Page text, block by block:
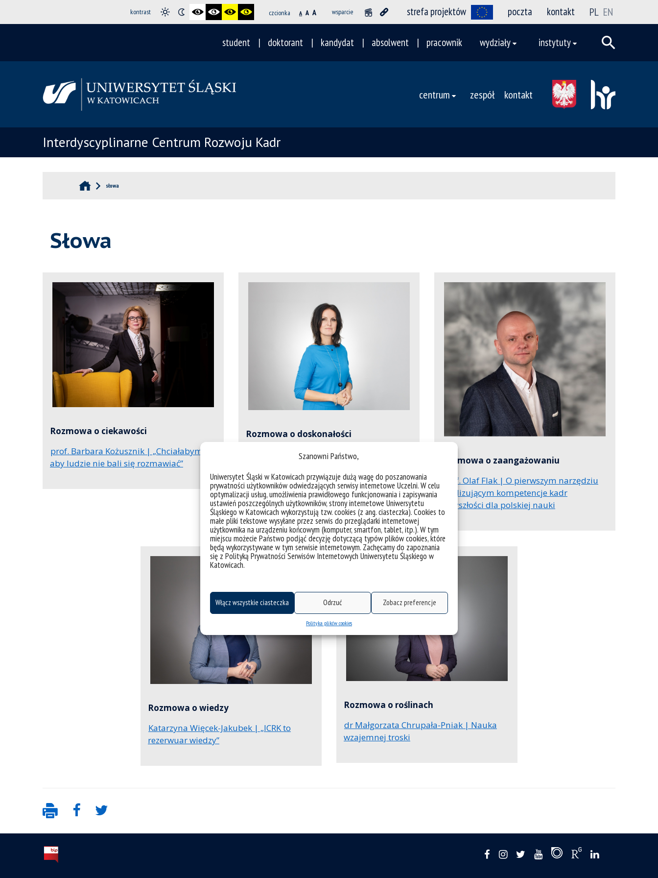
Szanowni Państwo,
Uniwersytet Śląski w Katowicach przywiązuje dużą wagę do poszanowania
prywatności użytkowników odwiedzających serwisy internetowe Uczelni. W celu
optymalizacji usług, umożliwienia prawidłowego funkcjonowania i zapisywania
ustawień poszczególnych użytkowników, strony internetowe Uniwersytetu
Śląskiego w Katowicach wykorzystują tzw. cookies (z ang. ciasteczka). Cookies to
małe pliki tekstowe wysyłane przez serwis do przeglądarki internetowej
użytkownika na urządzeniu końcowym (komputer, smartfon, tablet, itp.). W tym
miejscu możecie Państwo podjąć decyzję dotyczącą typów plików cookies, które
będą wykorzystywane w tym serwisie internetowym. Zachęcamy do zapoznania
się z Polityką Prywatności Serwisów Internetowych Uniwersytetu Śląskiego w
Katowicach.
Włącz wszystkie ciasteczka Odrzuć Zobacz preferencje
Polityka plików cookies
kontrast czcionka A A A wsparcie strefa projektów poczta kontakt PL EN
student doktorant kandydat absolwent pracownik wydziały instytuty
centrum zespół kontakt
Interdyscyplinarne Centrum Rozwoju Kadr
słowa
Słowa
„Powołane przez nas centrum ma
prowokować pewne pytania, ale
też udostępniać miejsce do
dyskusji i dostarczać
profesjonalnych narzędzi. U
źródeł jego powstania tkwiła
ciekawość
i pasja poznania”
Rozmowa o ciekawości
prof. Barbara Kożusznik | „Chciałabym,
aby ludzie nie bali się rozmawiać”
„Powinniśmy dbać o to, aby
wzajemne zaufanie było
budowane na profesjonalizmie.
Tak rozumiana
doskonałość
wymaga rozwijania swoich
kompetencji, bez względu na to,
jaką rolę pełnimy w uczelni”
Rozmowa o doskonałości
dr Agnieszka Skołucka | „Pracowników
profesjonalizm”
„Możemy rozwiązywać pewne
problemy intuicyjnie, ale
zminimalizujemy ryzyko porażki,
jeśli oprzemy się na danych,
których dostarczyć nam mogą
profesjonalne narzędzia. My
zaangażowaliśmy się
w projektowanie takich właśnie
rozwiązań”
Rozmowa o zaangażowaniu
prof. Olaf Flak | O pierwszym narzędziu
analizującym kompetencje kadr
przyszłości dla polskiej nauki
wiedzę
i konstruujemy narzędzia
po to, aby wspomagać uczelnie w
projektowaniu ich własnych
rozwiązań umacniających pozycję
polskiej nauki”
Rozmowa o wiedzy
Katarzyna Więcek-Jakubek | „ICRK to
rezerwuar wiedzy”
wypracujemy w ramach centrum,
można porównać do
rośliny
. Damy
ją przyjmiesz, czy będziesz się nią
cieszyć i czy o nią zadbasz”
Rozmowa o roślinach
dr Małgorzata Chrupała-Pniak | Nauka
wzajemnej troski